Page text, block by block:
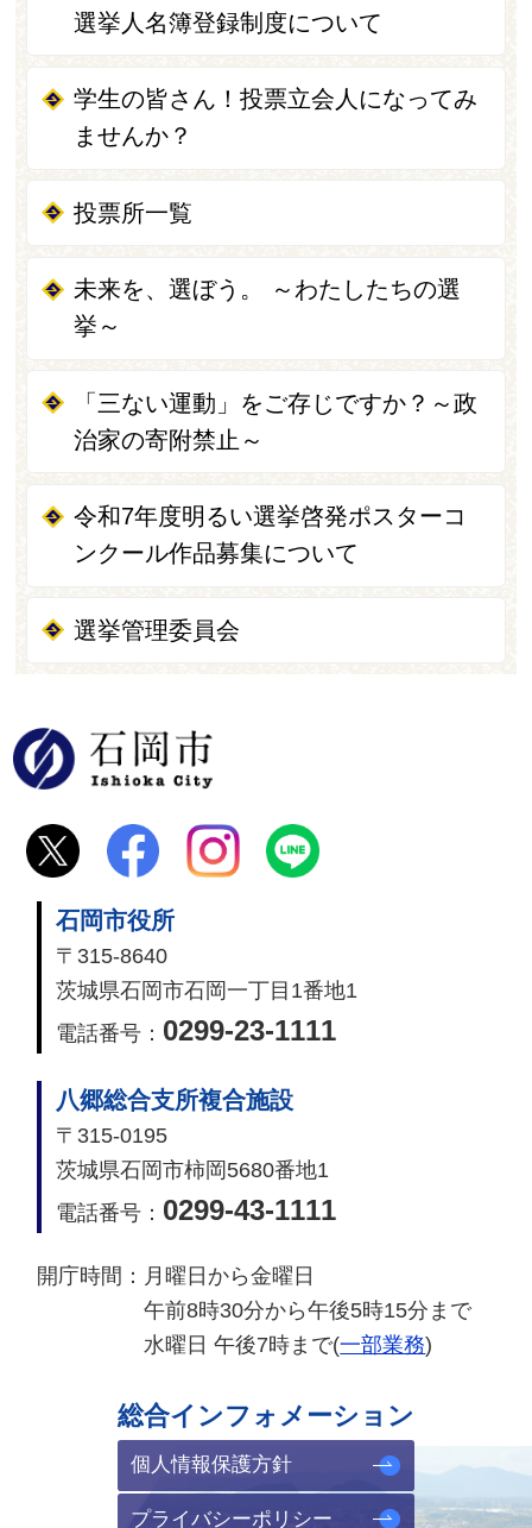
選挙人名簿登録制度について
学生の皆さん！投票立会人になってみ
ませんか？
投票所一覧
未来を、選ぼう。 ～わたしたちの選
挙～
「三ない運動」をご存じですか？～政
治家の寄附禁止～
令和7年度明るい選挙啓発ポスターコ
ンクール作品募集について
選挙管理委員会
石岡市役所
〒315-8640
茨城県石岡市石岡一丁目1番地1
電話番号： 0299-23-1111
八郷総合支所複合施設
〒315-0195
茨城県石岡市柿岡5680番地1
電話番号： 0299-43-1111
開庁時間： 月曜日から金曜日
午前8時30分から午後5時15分まで
水曜日 午後7時まで(一部業務)
総合インフォメーション
個人情報保護方針
プライバシーポリシー